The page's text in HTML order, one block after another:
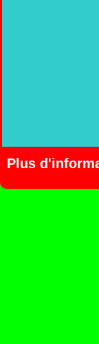
Plus